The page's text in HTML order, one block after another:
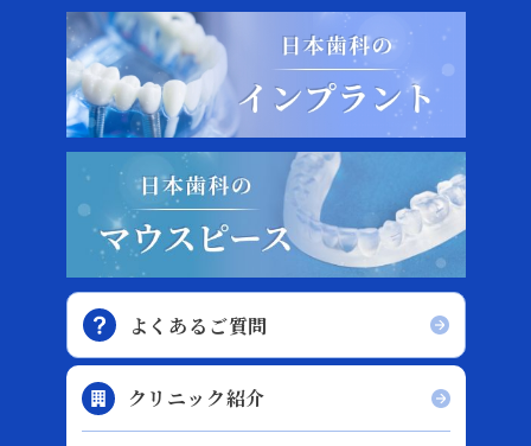
よくあるご質問
クリニック紹介